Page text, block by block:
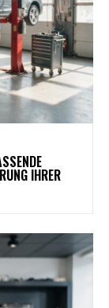
IHRER